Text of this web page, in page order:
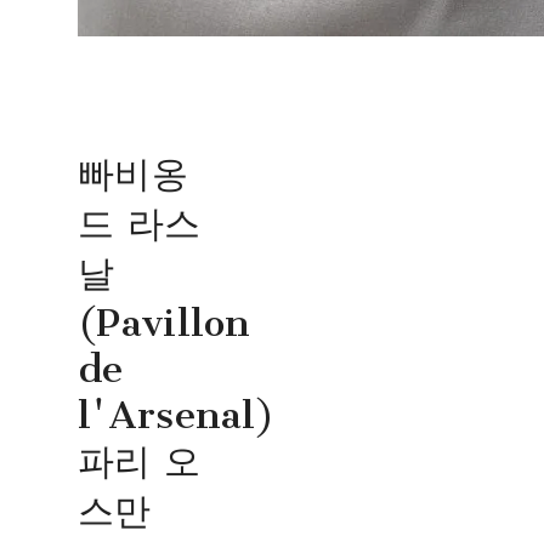
빠비옹
드 라스
날
(Pavillon
de
l'Arsenal)
파리 오
스만